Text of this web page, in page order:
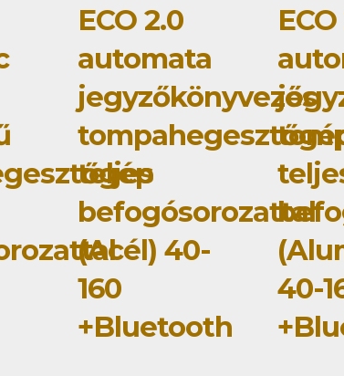
ECO 2.0
automata
jegyzőkönyvezős
teljes
befogósorozattal
(Acél) 40-
160
+Bluetooth
40-